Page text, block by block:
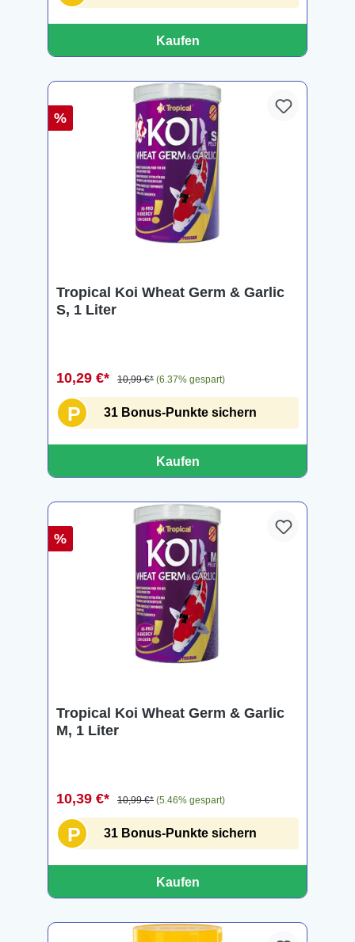
Kaufen
%
Tropical Koi Wheat Germ & Garlic
S, 1 Liter
10,29 €* 10,99 €* (6.37% gespart)
P 31 Bonus-Punkte sichern
Kaufen
%
Tropical Koi Wheat Germ & Garlic
M, 1 Liter
10,39 €* 10,99 €* (5.46% gespart)
P 31 Bonus-Punkte sichern
Kaufen